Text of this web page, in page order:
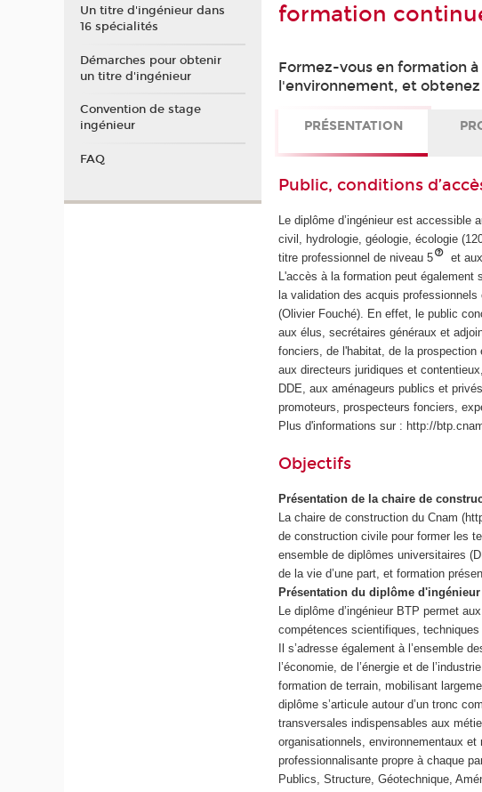
formation
Formez-vous en formation
l'environnement, et obtenez
PRÉSENTATION
Public, conditions
Le diplôme d’ingénieur est
civil, hydrologie, géologie, écologie
titre professionnel de niveau 5
et
L'accès à la formation peut
la validation des acquis
(Olivier Fouché). En effet, le public
aux élus, secrétaires généraux et
fonciers, de l'habitat, de la prospection
aux directeurs juridiques et
DDE, aux aménageurs publics et
promoteurs, prospecteurs fonciers,
Plus d'informations sur : http://
Objectifs
Présentation de la chaire de
La chaire de construction du Cnam
de construction civile pour former les
ensemble de diplômes universitaires
de la vie d’une part, et formation
Présentation du diplôme
Le diplôme d’ingénieur BTP permet
compétences scientifiques, techniques
Il s’adresse également à l’ensemble
l’économie, de l’énergie et de
formation de terrain, mobilisant
diplôme s’articule autour d’un tronc
transversales indispensables aux
organisationnels, environnementaux
professionnalisante propre à chaque
Publics, Structure, Géotechnique,
Un titre d'ingénieur dans
16 spécialités
Démarches pour obtenir
un titre d'ingénieur
Convention de stage
ingénieur
FAQ